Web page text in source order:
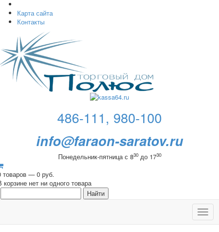
Карта сайта
Контакты
486-111, 980-100
info@faraon-saratov.ru
Понедельник-пятница с 830до 1730
товаров — 0 руб.
корзине нет ни одного товара